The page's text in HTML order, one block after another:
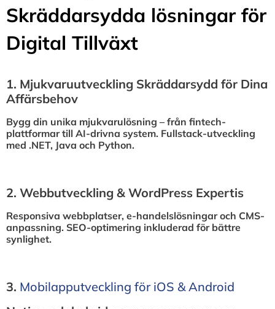
Skräddarsydda lösningar för
Digital Tillväxt
1.⁠ ⁠Mjukvaruutveckling Skräddarsydd för Dina
Affärsbehov
Bygg din unika mjukvarulösning – från fintech-
plattformar till AI-drivna system. Fullstack-utveckling
med .NET, Java och Python.
2.⁠ ⁠Webbutveckling & WordPress Expertis
Responsiva webbplatser, e-handelslösningar och CMS-
anpassning. SEO-optimering inkluderad för bättre
synlighet.
3.⁠ ⁠Mobilapputveckling för iOS & Android